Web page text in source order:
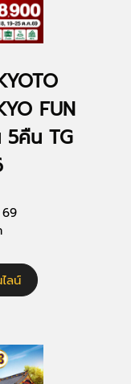
FUN
5คืน TG
ลน์